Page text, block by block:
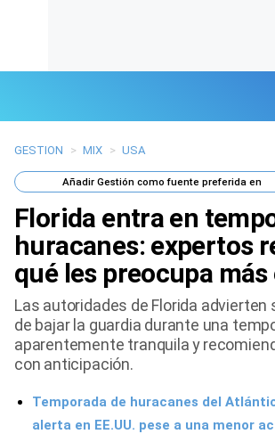
Últimas Noticias
Mi Bolsillo
Gente
Vida Laboral
Tendencias Mix
Sports
GESTION > MIX > USA
AñadirGestión como fuente preferida en
Florida entra en
huracanes: expertos
qué les preocupa más
Las autoridades de Florida advierten
de bajar la guardia durante una
aparentemente tranquila y
con anticipación.
Temporada de huracanes del
alerta en EE.UU. pese a una menor